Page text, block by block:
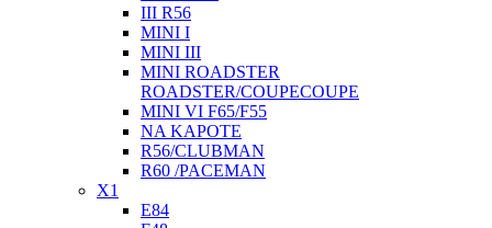
III R56
MINI I
MINI III
MINI ROADSTER
ROADSTER/COUPECOUPE
MINI VI F65/F55
NA KAPOTE
R56/CLUBMAN
R60 /PACEMAN
X1
E84